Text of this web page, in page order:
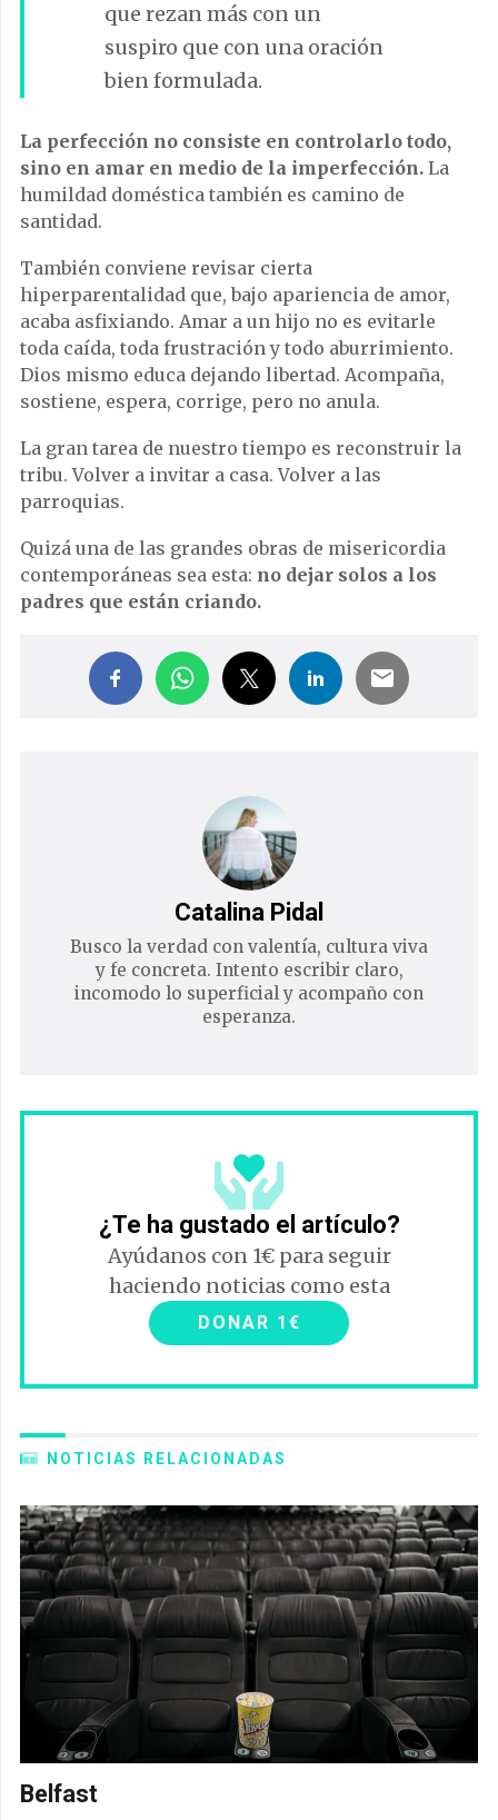
que rezan más con un
suspiro que con una oración
bien formulada.
La perfección no consiste en controlarlo todo,
sino en amar en medio de la imperfección. La
humildad doméstica también es camino de
santidad.
También conviene revisar cierta
hiperparentalidad que, bajo apariencia de amor,
acaba asfixiando. Amar a un hijo no es evitarle
toda caída, toda frustración y todo aburrimiento.
Dios mismo educa dejando libertad. Acompaña,
sostiene, espera, corrige, pero no anula.
La gran tarea de nuestro tiempo es reconstruir la
tribu. Volver a invitar a casa. Volver a las
parroquias.
Quizá una de las grandes obras de misericordia
contemporáneas sea esta: no dejar solos a los
padres que están criando.
Catalina Pidal
Busco la verdad con valentía, cultura viva
y fe concreta. Intento escribir claro,
incomodo lo superficial y acompaño con
esperanza.
¿Te ha gustado el artículo?
Ayúdanos con 1€ para seguir
haciendo noticias como esta
DONAR 1€
NOTICIAS RELACIONADAS
Belfast